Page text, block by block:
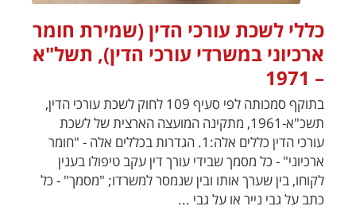
כללי לשכת עורכי הדין (שמירת חומר
ארכיוני במשרדי עורכי הדין), תשל"א
– 1971
בתוקף סמכותה לפי סעיף 109 לחוק לשכת עורכי הדין,
תשכ"א-1961, מתקינה המועצה הארצית של לשכת
עורכי הדין כללים אלה:1. הגדרות בכללים אלה - "חומר
ארכיוני" - כל מסמך שבידי עורך דין עקב טיפולו בענין
לקוחו, בין שערך אותו ובין שנמסר למשרדו; "מסמך" - כל
כתב על גבי נייר או על גבי ...